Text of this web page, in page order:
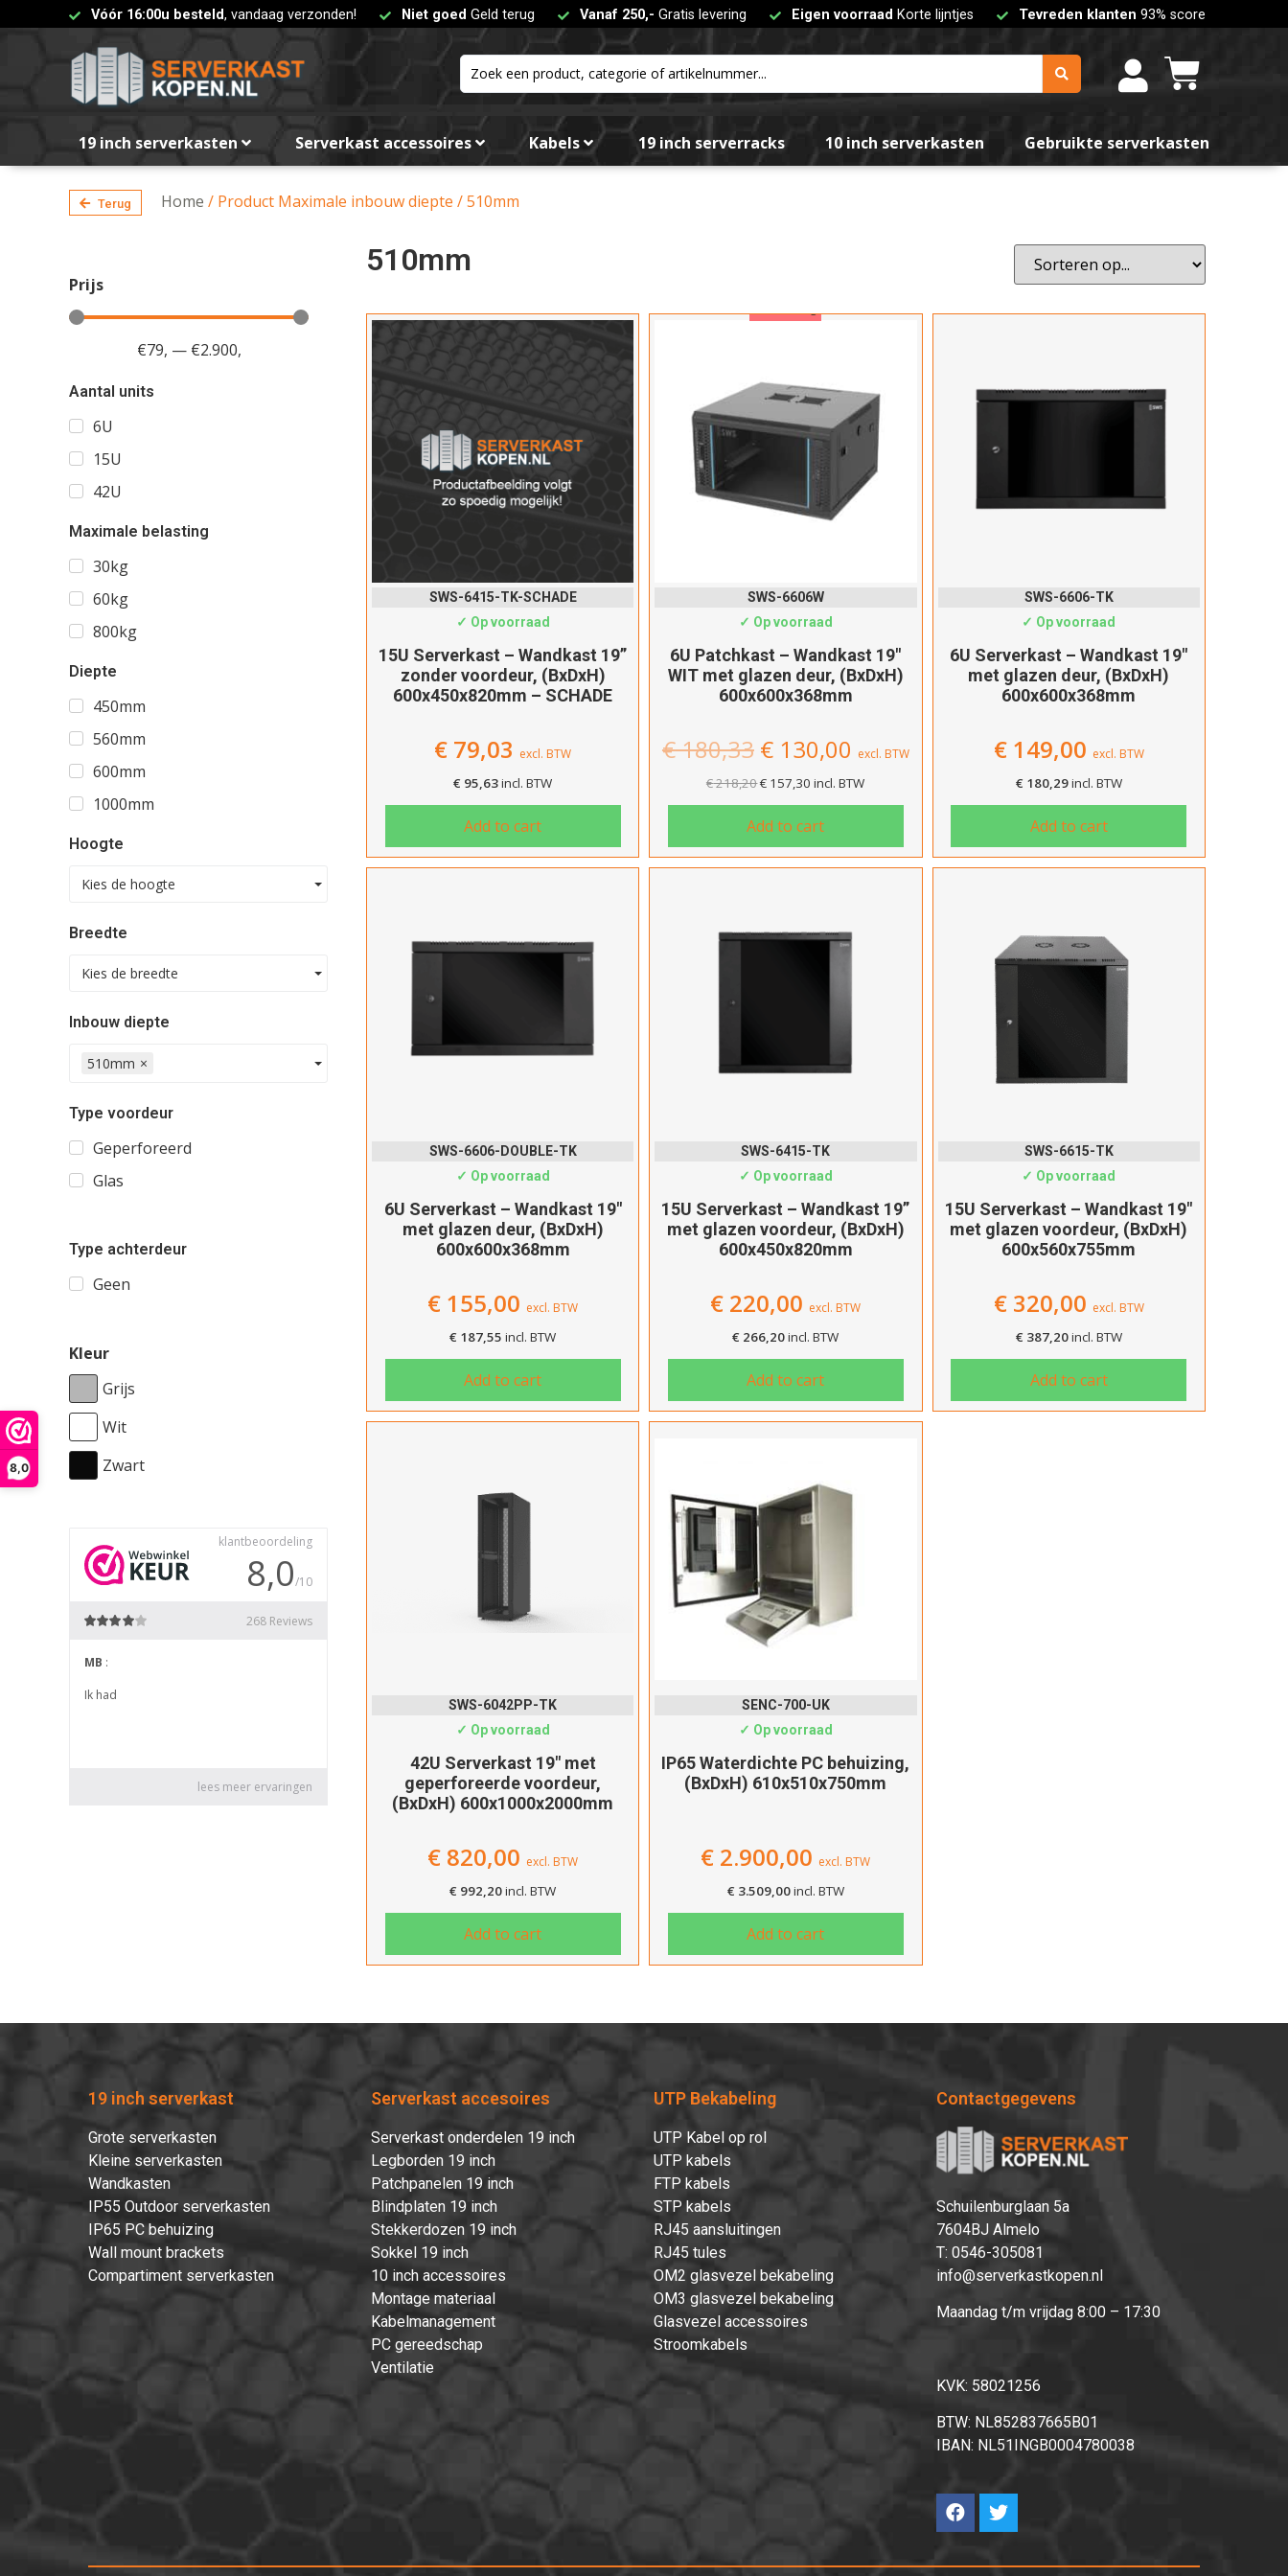
8,0
Vóór 16:00u besteld, vandaag verzonden! Niet goed Geld terug Vanaf 250,- Gratis levering Eigen voorraad Korte lijntjes Tevreden klanten 93% score
19 inch serverkasten Serverkast accessoires Kabels 19 inch serverracks 10 inch serverkasten Gebruikte serverkasten
Terug Home / Product Maximale inbouw diepte / 510mm
Prijs
€79, — €2.900,
Aantal units
6U
15U
42U
Maximale belasting
30kg
60kg
800kg
Diepte
450mm
560mm
600mm
1000mm
Hoogte
Kies de hoogte
Breedte
Kies de breedte
Inbouw diepte
510mm ×
Type voordeur
Geperforeerd
Glas
Type achterdeur
Geen
Kleur
Grijs
Wit
Zwart
510mm
SWS-6415-TK-SCHADE
✓ Op voorraad
15U Serverkast – Wandkast 19”
zonder voordeur, (BxDxH)
600x450x820mm – SCHADE
€ 79,03 excl. BTW
€ 95,63incl. BTW
Add to cart
SWS-6606W
✓ Op voorraad
6U Patchkast – Wandkast 19″
WIT met glazen deur, (BxDxH)
600x600x368mm
€180,33 €130,00 excl. BTW
€218,20€ 157,30 incl. BTW
Add to cart
SWS-6606-TK
✓ Op voorraad
6U Serverkast – Wandkast 19″
met glazen deur, (BxDxH)
600x600x368mm
€149,00 excl. BTW
€ 180,29incl. BTW
Add to cart
SWS-6606-DOUBLE-TK
✓ Op voorraad
6U Serverkast – Wandkast 19″
met glazen deur, (BxDxH)
600x600x368mm
€ 155,00 excl. BTW
€ 187,55 incl. BTW
Add to cart
SWS-6415-TK
✓ Op voorraad
15U Serverkast – Wandkast 19”
met glazen voordeur, (BxDxH)
600x450x820mm
€ 220,00 excl. BTW
€ 266,20incl. BTW
Add to cart
SWS-6615-TK
✓ Op voorraad
15U Serverkast – Wandkast 19″
met glazen voordeur, (BxDxH)
600x560x755mm
€320,00 excl. BTW
€ 387,20incl. BTW
Add to cart
SWS-6042PP-TK
✓ Op voorraad
42U Serverkast 19″ met
geperforeerde voordeur,
(BxDxH) 600x1000x2000mm
€ 820,00 excl. BTW
€ 992,20incl. BTW
Add to cart
SENC-700-UK
✓ Op voorraad
IP65 Waterdichte PC behuizing,
(BxDxH) 610x510x750mm
€ 2.900,00 excl. BTW
€ 3.509,00incl. BTW
Add to cart
19 inch serverkast
Grote serverkasten
Kleine serverkasten
Wandkasten
IP55 Outdoor serverkasten
IP65 PC behuizing
Wall mount brackets
Compartiment serverkasten
Serverkast accesoires
Serverkast onderdelen 19 inch
Legborden 19 inch
Patchpanelen 19 inch
Blindplaten 19 inch
Stekkerdozen 19 inch
Sokkel 19 inch
10 inch accessoires
Montage materiaal
Kabelmanagement
PC gereedschap
Ventilatie
UTP Bekabeling
UTP Kabel op rol
UTP kabels
FTP kabels
STP kabels
RJ45 aansluitingen
RJ45 tules
OM2 glasvezel bekabeling
OM3 glasvezel bekabeling
Glasvezel accessoires
Stroomkabels
Contactgegevens
Schuilenburglaan 5a
7604BJ Almelo
T: 0546-305081
info@serverkastkopen.nl
Maandag t/m vrijdag 8:00 – 17:30
KVK: 58021256
BTW: NL852837665B01
IBAN: NL51INGB0004780038
Dit product is succesvol toegevoegd aan uw winkelwagen!
Afrekenen
Aantal units
42U
Breedte
Kies de breedte
Inbouw diepte
Type voordeur
Glas
Type achterdeur
Geen
Kleur
Wit
Filters verwijderen